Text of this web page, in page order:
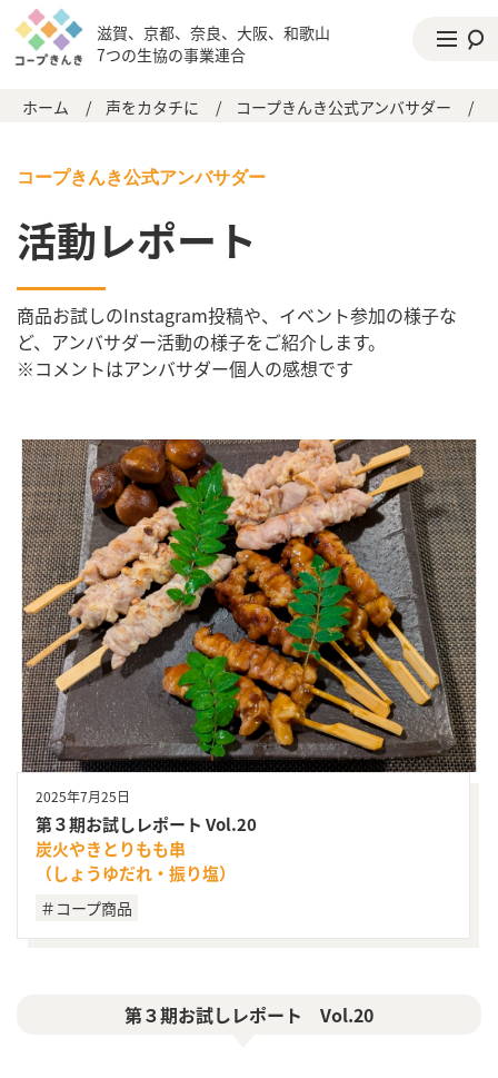
滋賀、京都、奈良、大阪、和歌山
7つの生協の事業連合
ホーム / 声をカタチに / コープきんき公式アンバサダー /
コープきんき公式アンバサダー
活動レポート
商品お試しのInstagram投稿や、イベント参加の様子な
ど、アンバサダー活動の様子をご紹介します。
※コメントはアンバサダー個人の感想です
2025年7月25日
第３期お試しレポート Vol.20
炭火やきとりもも串
（しょうゆだれ・振り塩）
＃コープ商品
第３期お試しレポート Vol.20